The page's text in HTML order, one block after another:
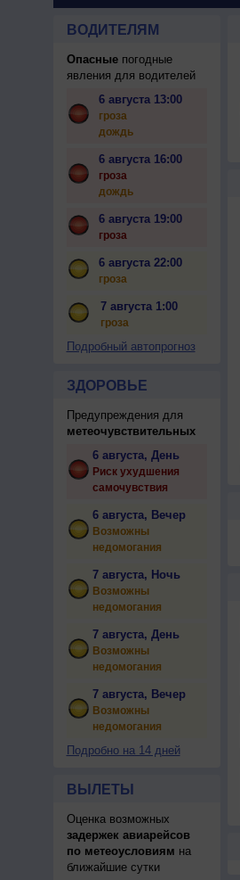
ВОДИТЕЛЯМ
Опасныепогодные
явления для водителей
6 августа 13:00
гроза
дождь
6 августа 16:00
гроза
дождь
6 августа 19:00
гроза
6 августа 22:00
гроза
7 августа 1:00
гроза
Подробный автопрогноз
ЗДОРОВЬЕ
Предупреждения для
метеочувствительных
6 августа, День
Риск ухудшения
самочувствия
6 августа, Вечер
Возможны
недомогания
7 августа, Ночь
Возможны
недомогания
7 августа, День
Возможны
недомогания
7 августа, Вечер
Возможны
недомогания
Подробно на 14 дней
ВЫЛЕТЫ
Оценка возможных
задержек авиарейсов
по метеоусловиям на
ближайшие сутки